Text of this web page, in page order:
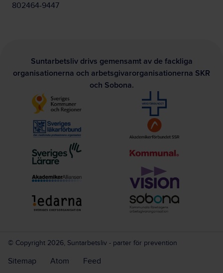
802464-9447
Suntarbetsliv drivs gemensamt av de fackliga
organisationerna och arbetsgivarorganisationerna SKR
och Sobona.
© Copyright 2026, Suntarbetsliv - parter för prevention
Sitemap Atom Feed